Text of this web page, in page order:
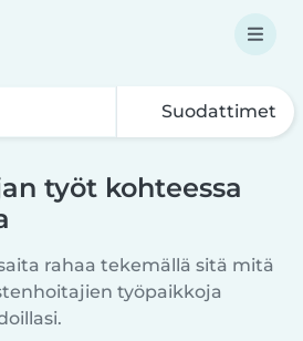
Suodattimet
työt kohteessa
rahaa tekemällä sitä mitä
työpaikkoja